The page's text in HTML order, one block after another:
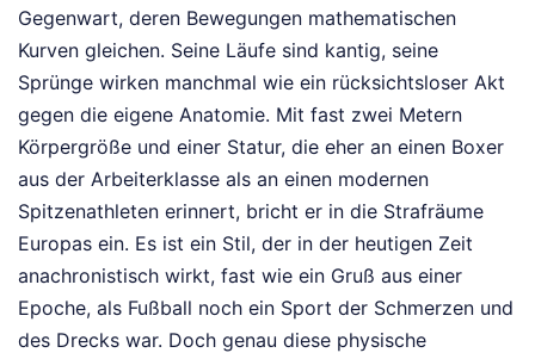
Gegenwart, deren Bewegungen mathematischen
Kurven gleichen. Seine Läufe sind kantig, seine
Sprünge wirken manchmal wie ein rücksichtsloser Akt
gegen die eigene Anatomie. Mit fast zwei Metern
Körpergröße und einer Statur, die eher an einen Boxer
aus der Arbeiterklasse als an einen modernen
Spitzenathleten erinnert, bricht er in die Strafräume
Europas ein. Es ist ein Stil, der in der heutigen Zeit
anachronistisch wirkt, fast wie ein Gruß aus einer
Epoche, als Fußball noch ein Sport der Schmerzen und
des Drecks war. Doch genau diese physische